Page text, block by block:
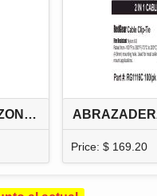
PANEL INCENDIO 8 ZONAS EXP. 24Z, 4 CIRC. SIRENAS FUENTE 6 AMP UL/FM
Price: $ 169.20